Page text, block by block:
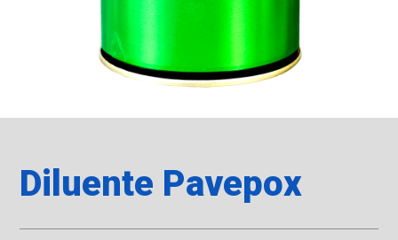
Diluente Pavepox